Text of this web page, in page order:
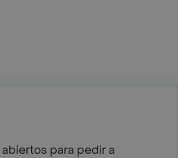
para pedir a